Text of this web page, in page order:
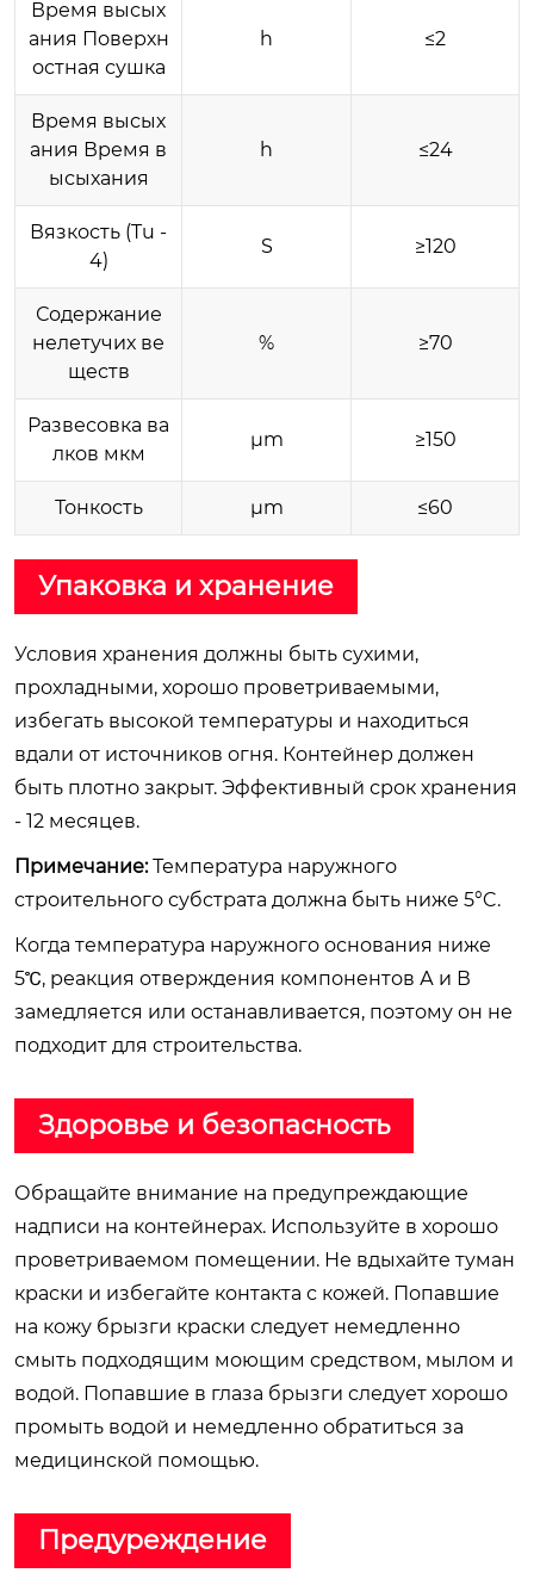
Время высых
ания Поверхн
остная сушка
h ≤2
Время высых
ания Время в
ысыхания
h ≤24
Вязкость (Tu -
4)
S ≥120
Содержание
нелетучих ве
ществ
% ≥70
Развесовка ва
лков мкм
μm ≥150
Тонкость μm ≤60
Упаковка и хранение
Условия хранения должны быть сухими,
прохладными, хорошо проветриваемыми,
избегать высокой температуры и находиться
вдали от источников огня. Контейнер должен
быть плотно закрыт. Эффективный срок хранения
- 12 месяцев.
Примечание:Температура наружного
строительного субстрата должна быть ниже 5°C.
Когда температура наружного основания ниже
5℃, реакция отверждения компонентов А и В
замедляется или останавливается, поэтому он не
подходит для строительства.
Здоровье и безопасность
Обращайте внимание на предупреждающие
надписи на контейнерах. Используйте в хорошо
проветриваемом помещении. Не вдыхайте туман
краски и избегайте контакта с кожей. Попавшие
на кожу брызги краски следует немедленно
смыть подходящим моющим средством, мылом и
водой. Попавшие в глаза брызги следует хорошо
промыть водой и немедленно обратиться за
медицинской помощью.
Предуреждение